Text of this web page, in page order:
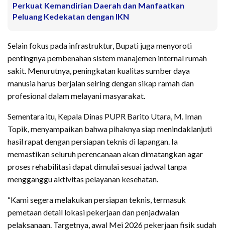
Perkuat Kemandirian Daerah dan Manfaatkan
Peluang Kedekatan dengan IKN
Selain fokus pada infrastruktur, Bupati juga menyoroti
pentingnya pembenahan sistem manajemen internal rumah
sakit. Menurutnya, peningkatan kualitas sumber daya
manusia harus berjalan seiring dengan sikap ramah dan
profesional dalam melayani masyarakat.
Sementara itu, Kepala Dinas PUPR Barito Utara, M. Iman
Topik, menyampaikan bahwa pihaknya siap menindaklanjuti
hasil rapat dengan persiapan teknis di lapangan. Ia
memastikan seluruh perencanaan akan dimatangkan agar
proses rehabilitasi dapat dimulai sesuai jadwal tanpa
mengganggu aktivitas pelayanan kesehatan.
“Kami segera melakukan persiapan teknis, termasuk
pemetaan detail lokasi pekerjaan dan penjadwalan
pelaksanaan. Targetnya, awal Mei 2026 pekerjaan fisik sudah